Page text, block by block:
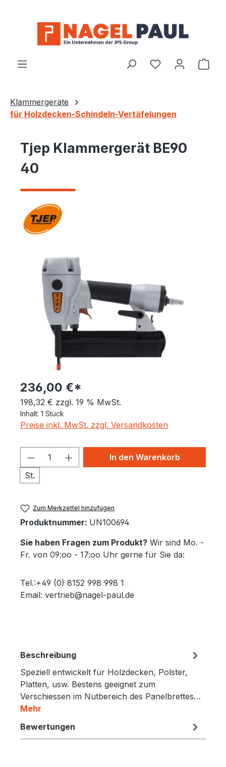
Klammergeräte
für Holzdecken-Schindeln-Vertäfelungen
Tjep Klammergerät BE90
40
Bildergalerie überspringen
236,00 €*
198,32 € zzgl. 19 % MwSt.
Inhalt: 1 Stück
Preise inkl. MwSt. zzgl. Versandkosten
Produkt Anzahl: Gib den
St.
In den Warenkorb
Zum Merkzettel hinzufügen
Produktnummer: UN100694
Sie haben Fragen zum Produkt? Wir sind Mo. -
Fr. von 09:oo - 17:oo Uhr gerne für Sie da:
Tel.:+49 (0) 8152 998 998 1
Email: vertrieb@nagel-paul.de
Beschreibung
Speziell entwickelt für Holzdecken, Polster,
Platten, usw. Bestens geeignet zum
Verschiessen im Nutbereich des Panelbrettes…
Mehr
Bewertungen